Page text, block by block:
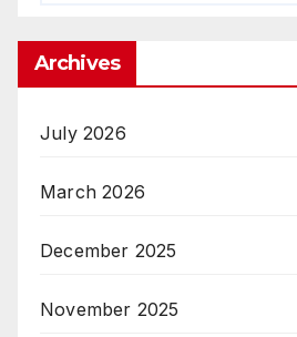
Archives
July 2026
March 2026
December 2025
November 2025